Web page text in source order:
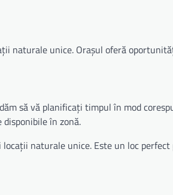
naturale unice. Orașul oferă
să vă planificați timpul în mod
în zonă.
naturale unice. Este un loc